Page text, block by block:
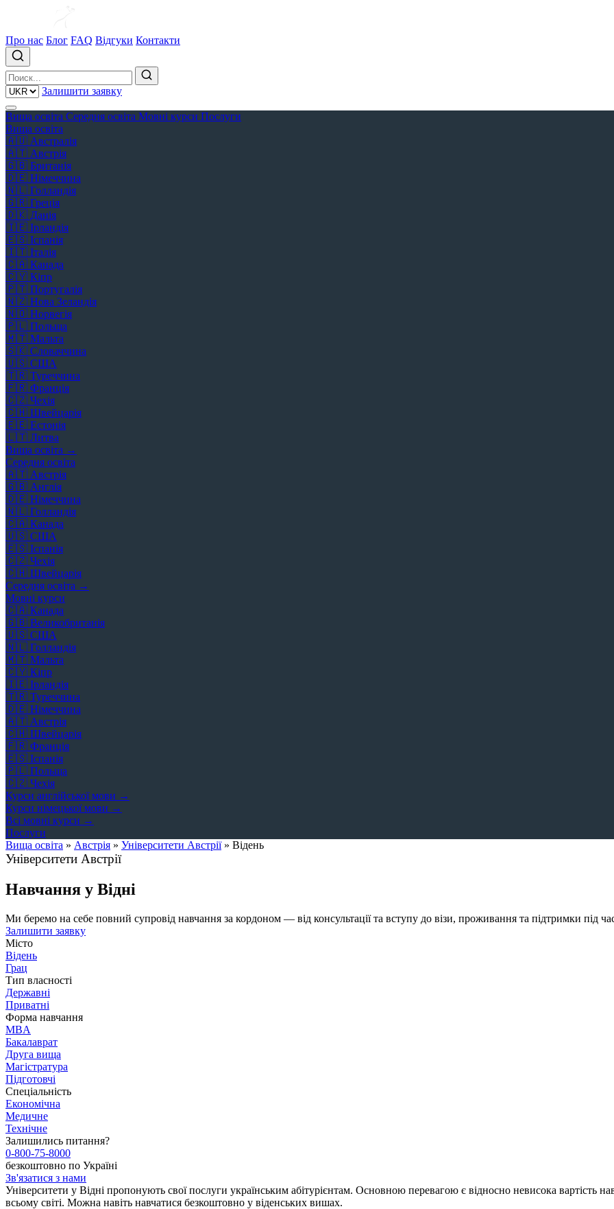
Про нас Блог FAQ Відгуки Контакти
Залишити заявку
Вища освіта Середня освіта Мовні курси Послуги
Вища освіта
🇦🇺 Австралія
🇦🇹 Австрія
🇬🇧 Британія
🇩🇪 Німеччина
🇳🇱 Голландія
🇬🇷 Греція
🇩🇰 Данія
🇮🇪 Ірландія
🇪🇸 Іспанія
🇮🇹 Італія
🇨🇦 Канада
🇨🇾 Кіпр
🇵🇹 Португалія
🇳🇿 Нова Зеландія
🇳🇴 Норвегія
🇵🇱 Польща
🇲🇹 Мальта
🇸🇰 Словаччина
🇺🇸 США
🇹🇷 Туреччина
🇫🇷 Франція
🇨🇿 Чехія
🇨🇭 Швейцарія
🇪🇪 Естонія
🇱🇹 Литва
Вища освіта →
Середня освіта
🇦🇹 Австрія
🇬🇧 Англія
🇩🇪 Німеччина
🇳🇱 Голландія
🇨🇦 Канада
🇺🇸 США
🇪🇸 Іспанія
🇨🇿 Чехія
🇨🇭 Швейцарія
Середня освіта →
Мовні курси
🇨🇦 Канада
🇬🇧 Великобританія
🇺🇸 США
🇳🇱 Голландія
🇲🇹 Мальта
🇨🇾 Кіпр
🇮🇪 Ірландія
🇹🇷 Туреччина
🇩🇪 Німеччина
🇦🇹 Австрія
🇨🇭 Швейцарія
🇫🇷 Франція
🇪🇸 Іспанія
🇵🇱 Польща
🇨🇿 Чехія
Курси англійської мови →
Курси німецької мови →
Всі мовні курси →
Послуги
Вища освіта » Австрія » Університети Австрії» Відень
Університети Австрії
Навчання у Відні
Ми беремо на себе повний супровід навчання за кордоном — від консультації та вступу до візи, проживання та підтримки під
Залишити заявку
Місто
Відень
Грац
Тип власності
Державні
Приватні
Форма навчання
MBA
Бакалаврат
Друга вища
Магістратура
Підготовчі
Спеціальність
Економічна
Медичне
Технічне
Залишились питання?
0-800-75-8000
безкоштовно по Україні
Зв'язатися з нами
Університети у Відні пропонують свої послуги українським абітурієнтам. Основною перевагою є відносно невисока вартість
всьому світі. Можна навіть навчатися безкоштовно у віденських вишах.